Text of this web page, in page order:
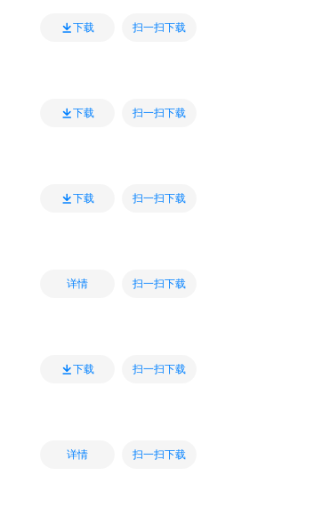
下载 扫一扫下载
下载 扫一扫下载
下载 扫一扫下载
详情 扫一扫下载
下载 扫一扫下载
详情 扫一扫下载